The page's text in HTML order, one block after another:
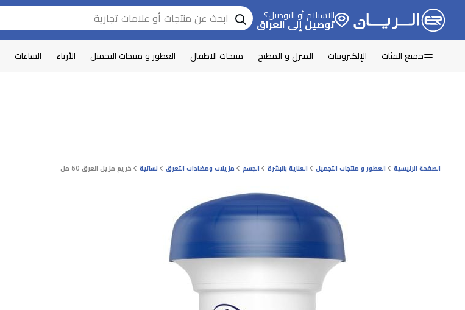
الاستلام أو التوصيل؟
توصيل إلى العراق
جميع الفئات الإلكترونيات المنزل و المطبخ منتجات الاطفال العطور و منتجات التجميل الأزياء الساعات
الصفحة الرئيسية العطور و منتجات التجميل العناية بالبشرة الجسم مزيلات ومضادات التعرق نسائية كريم مزيل العرق 50 مل